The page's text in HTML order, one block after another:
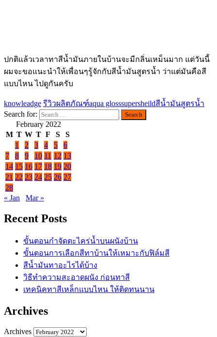
ปกติแล้วเวลาทาสีน้ำมันภายในบ้านจะมีกลิ่นเหม็นมาก แต่วันนี้
ผมจะขอแนะนำให้เพื่อนๆรู้จักกับสีน้ำมันสูตรน้ำ ว่าแต่มันคือสี
แบบไหน ไปดูกันครับ
knowleadge รีวิวผลิตภัณฑ์aqua glosssupersheildสีน้ำมันสูตรน้ำ
Search for:
February 2022
M T W T F S
S
1
2 3 4 5
6
7
8 9 10 11 12 13
14 15 16 17 18 19 20
21 22 23 24 25 26 27
28
« Jan
Mar »
Recent Posts
ขั้นตอนกำจัดตะไคร่น้ำบนผนังบ้าน
ขั้นตอนการเลือกสีทาบ้านให้เหมาะกับฟิล์มสี
สีน้ำมันทาอะไรได้บ้าง
วิธีทำความสะอาดผนัง ก่อนทาสี
เทคนิคทาสีเหล็กแบบไหน ให้ติดทนนาน
Archives
Archives